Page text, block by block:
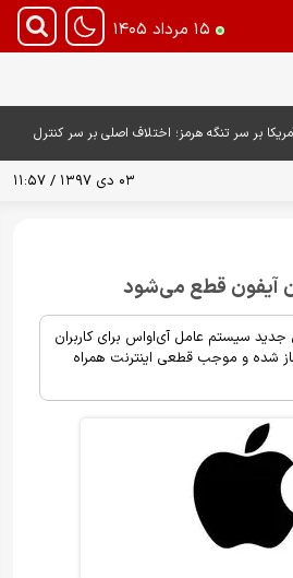
۱۵ مرداد ۱۴۰۵
بر سر تنگه هرمز؛ اختلاف اصلی بر سر کنترل
۰۳ دی ۱۳۹۷ / ۱۱:۵۷
آیفون قطع می‌شود
جدید سیستم عامل آی‌اواس برای کاربران
شده و موجب قطعی اینترنت همراه